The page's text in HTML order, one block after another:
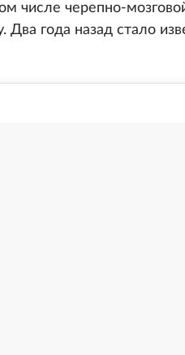
числе черепно-
года назад стало